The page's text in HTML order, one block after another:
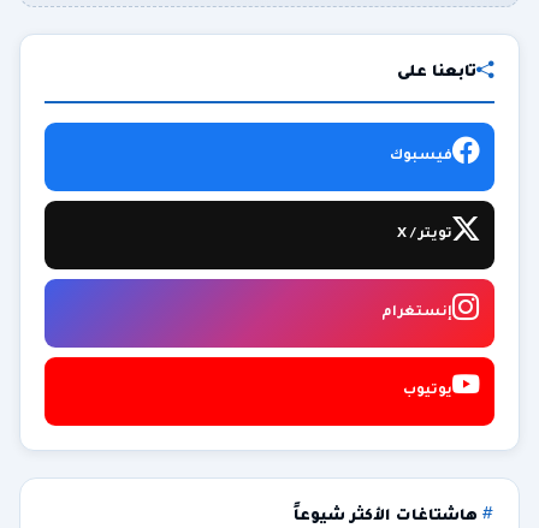
تابعنا على
فيسبوك
تويتر / X
إنستغرام
يوتيوب
هاشتاغات الأكثر شيوعاً